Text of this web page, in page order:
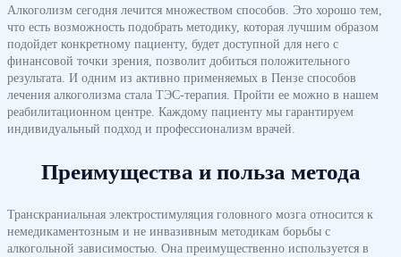
Алкоголизм сегодня лечится множеством способов. Это хорошо тем,
что есть возможность подобрать методику, которая лучшим образом
подойдет конкретному пациенту, будет доступной для него с
финансовой точки зрения, позволит добиться положительного
результата. И одним из активно применяемых в Пензе способов
лечения алкоголизма стала ТЭС-терапия. Пройти ее можно в нашем
реабилитационном центре. Каждому пациенту мы гарантируем
индивидуальный подход и профессионализм врачей.
Преимущества и польза метода
Транскраниальная электростимуляция головного мозга относится к
немедикаментозным и не инвазивным методикам борьбы с
алкогольной зависимостью. Она преимущественно используется в